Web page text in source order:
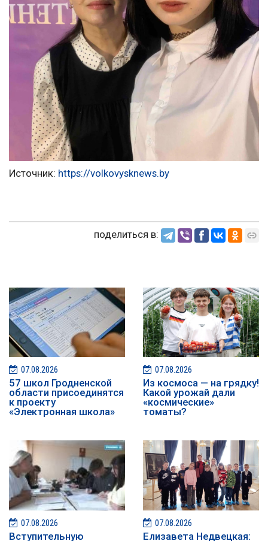
Источник: https://volkovysknews.by
поделиться в:
07.08.2026
57 школ Гродненской
области присоединятся
к проекту
«Электронная школа»
07.08.2026
Из космоса — на грядку!
Какой урожай дали
«космические»
томаты?
07.08.2026
️️Вступительную
07.08.2026
Елизавета Недвецкая: